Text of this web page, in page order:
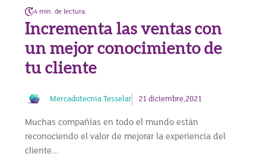
4 min. de lectura.
Incrementa las ventas con
un mejor conocimiento de
tu cliente
Mercadotecnia Tesselar 21 diciembre,2021
Muchas compañías en todo el mundo están
reconociendo el valor de mejorar la experiencia del
cliente...